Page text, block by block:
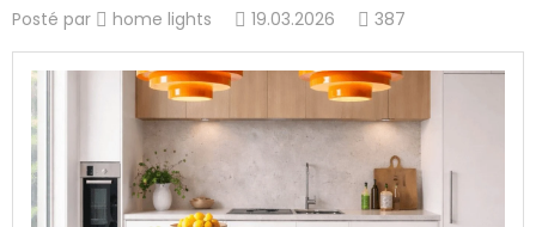
Posté par home lights 19.03.2026 387